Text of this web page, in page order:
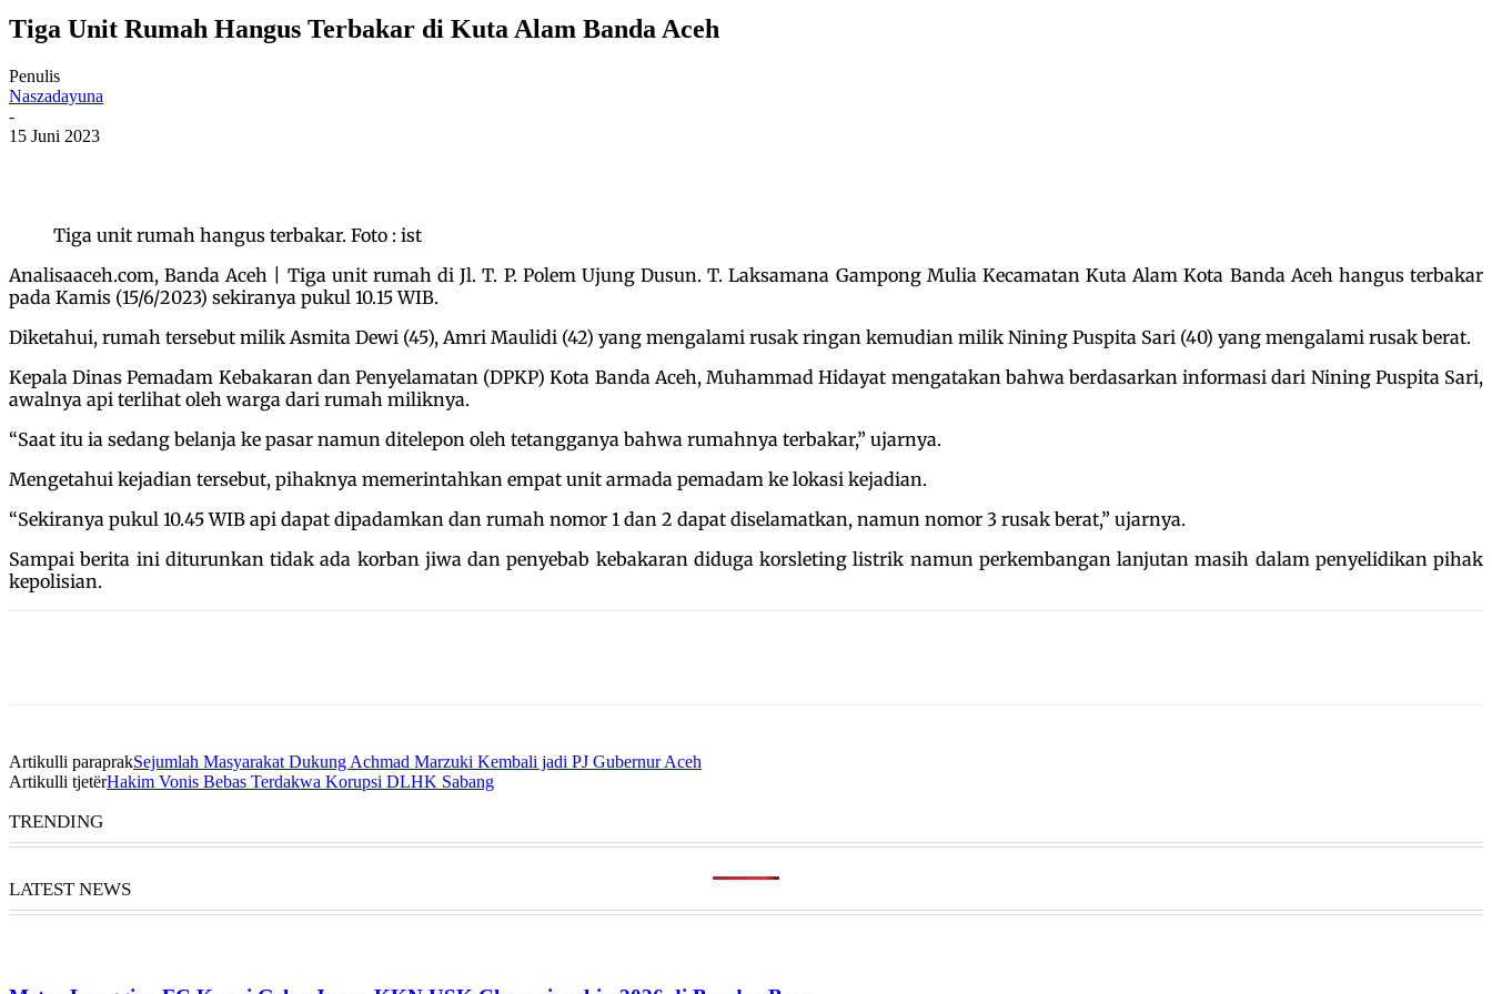
Tiga Unit Rumah Hangus Terbakar di Kuta Alam Banda Aceh
Penulis
Naszadayuna
-
15 Juni 2023
Tiga unit rumah hangus terbakar. Foto : ist
Analisaaceh.com, Banda Aceh | Tiga unit rumah di Jl. T. P. Polem Ujung Dusun. T. Laksamana Gampong Mulia Kecamatan Kuta Alam Kota Banda Aceh hangus terbakar
pada Kamis (15/6/2023) sekiranya pukul 10.15 WIB.
Diketahui, rumah tersebut milik Asmita Dewi (45), Amri Maulidi (42) yang mengalami rusak ringan kemudian milik Nining Puspita Sari (40) yang mengalami rusak berat.
Kepala Dinas Pemadam Kebakaran dan Penyelamatan (DPKP) Kota Banda Aceh, Muhammad Hidayat mengatakan bahwa berdasarkan informasi dari Nining Puspita Sari,
awalnya api terlihat oleh warga dari rumah miliknya.
“Saat itu ia sedang belanja ke pasar namun ditelepon oleh tetangganya bahwa rumahnya terbakar,” ujarnya.
Mengetahui kejadian tersebut, pihaknya memerintahkan empat unit armada pemadam ke lokasi kejadian.
“Sekiranya pukul 10.45 WIB api dapat dipadamkan dan rumah nomor 1 dan 2 dapat diselamatkan, namun nomor 3 rusak berat,” ujarnya.
Sampai berita ini diturunkan tidak ada korban jiwa dan penyebab kebakaran diduga korsleting listrik namun perkembangan lanjutan masih dalam penyelidikan pihak
kepolisian.
Artikulli paraprakSejumlah Masyarakat Dukung Achmad Marzuki Kembali jadi PJ Gubernur Aceh
Artikulli tjetërHakim Vonis Bebas Terdakwa Korupsi DLHK Sabang
TRENDING
LATEST NEWS